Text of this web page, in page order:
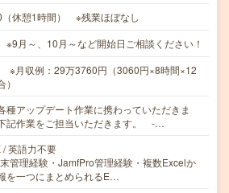
休憩1時間） ※残業ほぼなし
月～、10月～など開始日ご相談ください！
※月収例：29万3760円（3060円×8時間×12
種アップデート作業に携わっていただきま
記作業をご担当いただきます。 -…
/ 英語力不要
末管理経験・JamfPro管理経験・複数Excelか
を一つにまとめられるE…